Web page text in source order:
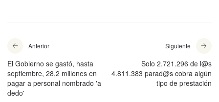
Anterior
El Gobierno se gastó, hasta
septiembre, 28,2 millones en
pagar a personal nombrado 'a
dedo'
Siguiente
Solo 2.721.296 de l@s
4.811.383 parad@s cobra algún
tipo de prestación